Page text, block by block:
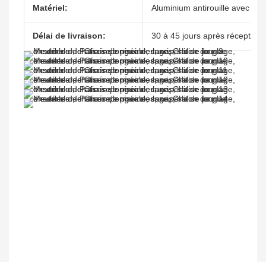
Matériel: Aluminium antirouille avec
Délai de livraison: 30 à 45 jours après réception